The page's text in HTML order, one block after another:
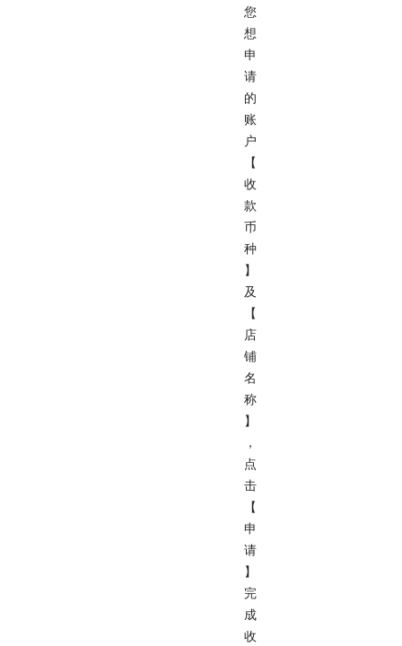
您
想
申
请
的
账
户
【
收
款
币
种
】
及
【
店
铺
名
称
】
，
点
击
【
申
请
】
完
成
收